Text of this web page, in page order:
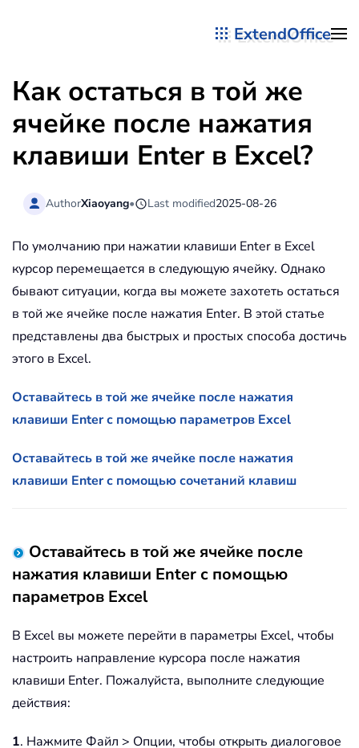
ExtendOffice
Как остаться в той же
ячейке после нажатия
клавиши Enter в Excel?
AuthorXiaoyang• Last modified2025-08-26
По умолчанию при нажатии клавиши Enter в Excel
курсор перемещается в следующую ячейку. Однако
бывают ситуации, когда вы можете захотеть остаться
в той же ячейке после нажатия Enter. В этой статье
представлены два быстрых и простых способа достичь
этого в Excel.
Оставайтесь в той же ячейке после нажатия
клавиши Enter с помощью параметров Excel
Оставайтесь в той же ячейке после нажатия
клавиши Enter с помощью сочетаний клавиш
Оставайтесь в той же ячейке после
нажатия клавиши Enter с помощью
параметров Excel
В Excel вы можете перейти в параметры Excel, чтобы
настроить направление курсора после нажатия
клавиши Enter. Пожалуйста, выполните следующие
действия:
1. Нажмите Файл > Опции, чтобы открыть диалоговое